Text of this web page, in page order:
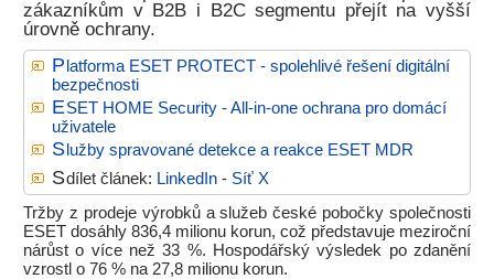
zákazníkům v B2B i B2C segmentu přejít na vyšší
úrovně ochrany.
P latforma ESET PROTECT - spolehlivé řešení digitální
bezpečnosti
ESET HOME Security - All-in-one ochrana pro domácí
uživatele
S lužby spravované detekce a reakce ESET MDR
Sdílet článek: LinkedIn- Síť X
Tržby z prodeje výrobků a služeb české pobočky společnosti
ESET dosáhly 836,4 milionu korun, což představuje meziroční
nárůst o více než 33 %. Hospodářský výsledek po zdanění
vzrostl o 76 % na 27,8 milionu korun.